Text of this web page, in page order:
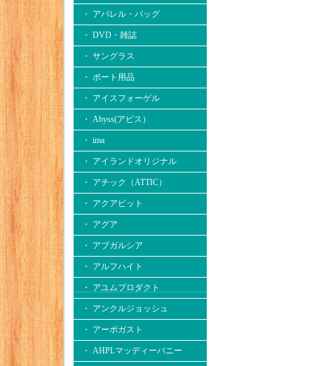
・ アパレル・バッグ
・ DVD・雑誌
・ サングラス
・ ボート用品
・ アイスフォーゲル
・ Abyss(アビス）
・ ima
・ アイランドオリジナル
・ アチック（ATTIC）
・ アクアビット
・ アグア
・ アブガルシア
・ アルフハイト
・ アユムプロダクト
・ アンクルジョッシュ
・ アーボガスト
・ AHPLマッディーバニー